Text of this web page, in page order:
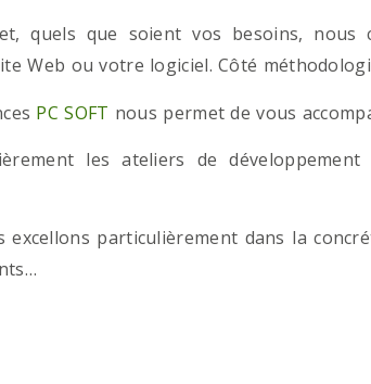
quels que soient vos besoins, nous
Web ou votre logiciel. Côté
PC SOFT nous permet de vous
les ateliers de développement
particulièrement dans la